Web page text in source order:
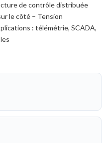
de contrôle distribuée
le côté – Tension
: télémétrie, SCADA,